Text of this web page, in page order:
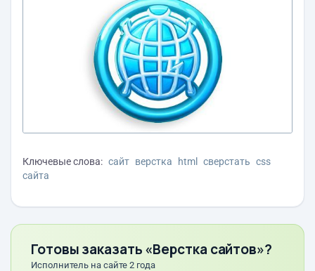
Ключевые слова: сайт верстка html сверстать css
сайта
Готовы заказать «Верстка сайтов»?
Исполнитель на сайте 2 года